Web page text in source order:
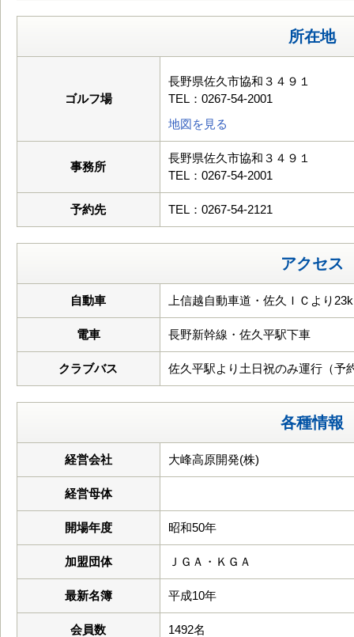
所在地
ゴルフ場
長野県佐久市協和３４９１
TEL：0267-54-2001
地図を見る
事務所
長野県佐久市協和３４９１
TEL：0267-54-2001
予約先 TEL：0267-54-2121
アクセス
自動車 上信越自動車道・佐久ＩＣより
電車 長野新幹線・佐久平駅下車
クラブバス 佐久平駅より土日祝のみ運行（予
各種情報
経営会社 大峰高原開発(株)
経営母体
開場年度 昭和50年
加盟団体 ＪＧＡ・ＫＧＡ
最新名簿 平成10年
会員数 1492名